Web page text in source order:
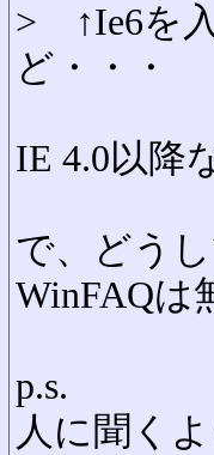
> ↑Ie6を
ど・・・
IE 4.0以降
で、どう
WinFAQは
p.s.
人に聞く